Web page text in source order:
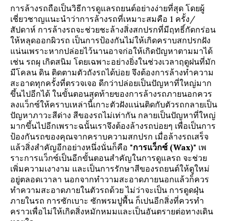
การล้างรถถือเป็นวิธีการดูแลรถยนต์อย่างง่ายที่สุด โดยผู้
เชี่ยวชาญแนะนำว่าการล้างรถที่เหมาะสมคือ 1 ครั้ง/
สัปดาห์ การล้างรถจะช่วยชะล้างสิ่งสกปรกที่มีฤทธิ์กัดกร่อน
ให้หลุดออกผิวรถ เป็นการป้องกันไม่ให้เกิดคราบสกปรกฝัง
แน่นเพราะหากปล่อยไว้นานอาจก่อให้เกิดปัญหาตามมาได้
เช่น รถผุ เกิดสนิม โดยเฉพาะอย่างยิ่งในช่วงเวลาฤดูฝนที่มัก
มีโคลน ดิน ติดตามตัวถังรถได้บ่อย จึงต้องการล้างทำความ
สะอาดทุกครั้งที่ตรวจเจอ ดีกว่าปล่อยเป็นปัญหาที่ใหญ่มาก
ขึ้นไปอีกได้ ในขั้นตอนสุดท้ายของการล้างรถภายนอกควร
ลงแว็กซ์ให้คราบเหล่านี้เกาะตัวฝังแน่นติดกับตัวรถกลายเป็น
ปัญหาภาวะสีด่าง สีของรถไม่เท่ากัน กลายเป็นปัญหาที่ใหญ่
มากขึ้นไปอีกเพราะฉนั้นเราจึงต้องล้างรถบ่อยๆ เพื่อเป็นการ
ป้องกันรถของคุณจากคราบความสกปรก เมื่อล้างรถเสร็จ
แล้วสิ่งสำคัญอีกอย่างหนึ่งนั่นก็คือ "การแว็กซ์ (Wax)" เพ
ราะการแว็กซ์เป็นอีกขั้นตอนสำคัญในการดูแลรถ จะช่วย
เพิ่มความเงางาม และเป็นการรักษาสีของรถยนต์ให้ดูใหม่
อยู่ตลอดเวาลา นอกจากทำวามสะอาดภายนอกแล้วก็ควร
ทำความสะอาดภายในตัวรถด้วย ไม่ว่าจะเป็น การดูดฝุ่น
ภายในรถ การซักเบาะ ซักพรมปูพื้น ก็เปนอีกสิ่งที่ควรทำ
คราวเพื่อไม่ให้เกิดสิ่งหมักหมมและเป็นอันตรายต่อทางเดิน